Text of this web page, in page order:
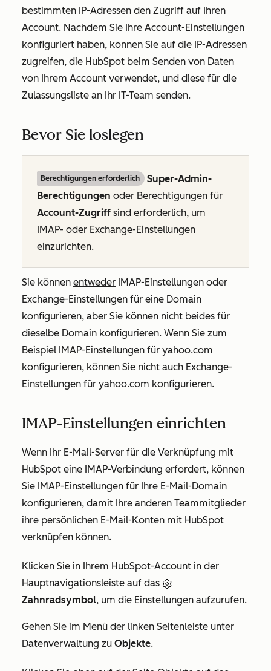
bestimmten IP-Adressen den Zugriff auf Ihren
Account. Nachdem Sie Ihre Account-Einstellungen
konfiguriert haben, können Sie auf die IP-Adressen
zugreifen, die HubSpot beim Senden von Daten
von Ihrem Account verwendet, und diese für die
Zulassungsliste an Ihr IT-Team senden.
Bevor Sie loslegen
Berechtigungen erforderlich
Super-Admin-
Berechtigungen oder Berechtigungen für
Account-Zugriff sind erforderlich, um
IMAP- oder Exchange-Einstellungen
einzurichten.
Sie können entweder IMAP-Einstellungen oder
Exchange-Einstellungen für eine Domain
konfigurieren, aber Sie können nicht beides für
dieselbe Domain konfigurieren. Wenn Sie zum
Beispiel IMAP-Einstellungen für yahoo.com
konfigurieren, können Sie nicht auch Exchange-
Einstellungen für yahoo.com konfigurieren.
IMAP-Einstellungen einrichten
Wenn Ihr E-Mail-Server für die Verknüpfung mit
HubSpot eine IMAP-Verbindung erfordert, können
Sie IMAP-Einstellungen für Ihre E-Mail-Domain
konfigurieren, damit Ihre anderen Teammitglieder
ihre persönlichen E-Mail-Konten mit HubSpot
verknüpfen können.
Klicken Sie in Ihrem HubSpot-Account in der
Hauptnavigationsleiste auf das
Zahnradsymbol, um die Einstellungen aufzurufen.
Gehen Sie im Menü der linken Seitenleiste unter
Datenverwaltung zu Objekte.